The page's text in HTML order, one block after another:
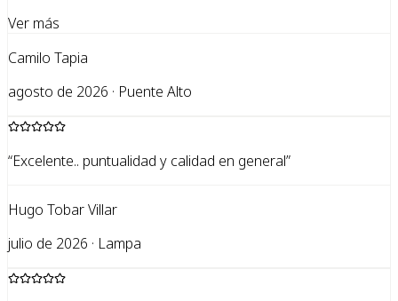
Ver más
Camilo Tapia
agosto de 2026 · Puente Alto
“Excelente.. puntualidad y calidad en general”
Hugo Tobar Villar
julio de 2026 · Lampa